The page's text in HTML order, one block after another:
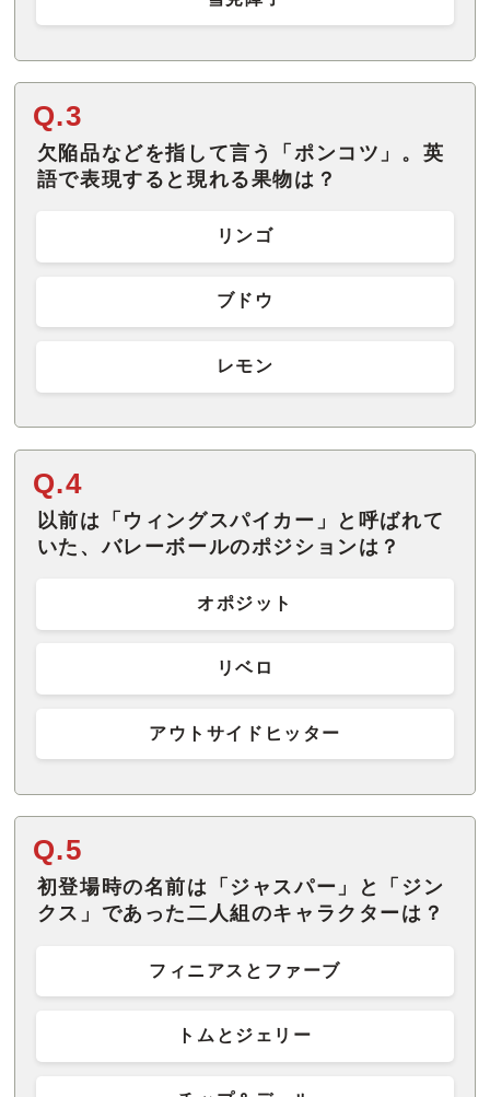
Q.3
欠陥品などを指して言う「ポンコツ」。英
語で表現すると現れる果物は？
リンゴ
ブドウ
レモン
Q.4
以前は「ウィングスパイカー」と呼ばれて
いた、バレーボールのポジションは？
オポジット
リベロ
アウトサイドヒッター
Q.5
初登場時の名前は「ジャスパー」と「ジン
クス」であった二人組のキャラクターは？
フィニアスとファーブ
トムとジェリー